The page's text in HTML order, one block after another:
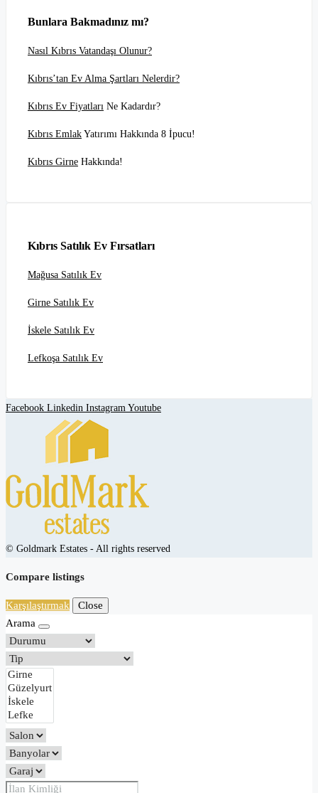
Bunlara Bakmadınız mı?
Nasıl Kıbrıs Vatandaşı Olunur?
Kıbrıs’tan Ev Alma Şartları Nelerdir?
Kıbrıs Ev Fiyatları Ne Kadardır?
Kıbrıs Emlak Yatırımı Hakkında 8 İpucu!
Kıbrıs Girne Hakkında!
Kıbrıs Satılık Ev Fırsatları
Mağusa Satılık Ev
Girne Satılık Ev
İskele Satılık Ev
Lefkoşa Satılık Ev
Facebook Linkedin Instagram Youtube
© Goldmark Estates - All rights reserved
Compare listings
Karşılaştırmak
Close
Arama